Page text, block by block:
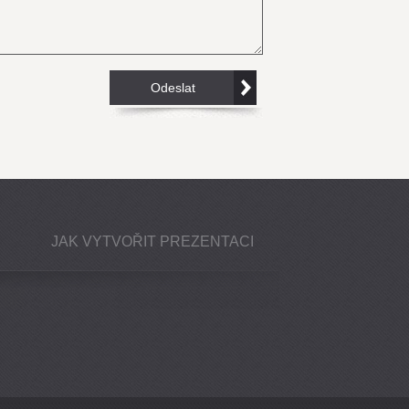
JAK VYTVOŘIT PREZENTACI